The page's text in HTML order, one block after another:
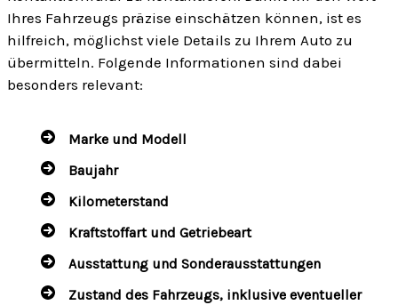
Ihres Fahrzeugs präzise einschätzen können, ist es
hilfreich, möglichst viele Details zu Ihrem Auto zu
übermitteln. Folgende Informationen sind dabei
besonders relevant:
Marke und Modell
Baujahr
Kilometerstand
Kraftstoffart und Getriebeart
Ausstattung und Sonderausstattungen
Zustand des Fahrzeugs, inklusive eventueller